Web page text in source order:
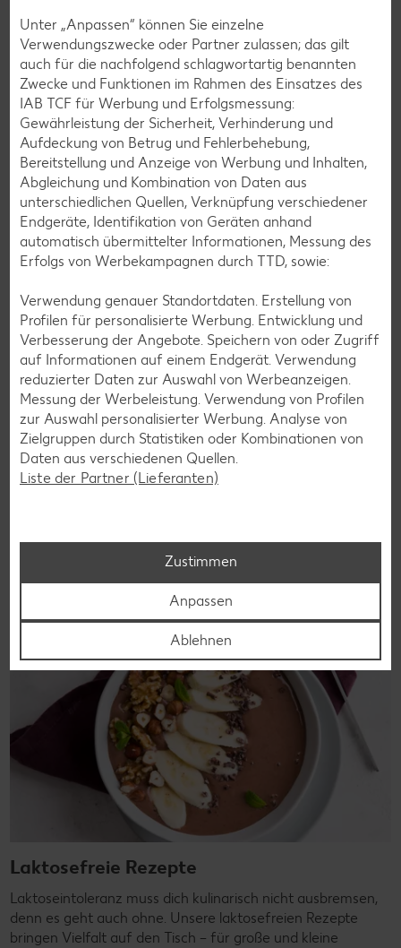
Zurück zu allen Rezepten
Glutenfreie Rezepte
Wer auf Gluten verzichtet, muss nicht automatisch auf
Vielfalt und Geschmack verzichten. Ob süß oder herzhaft –
mit unseren glutenfreien Rezepten zauberst du dir Gerichte,
Laktosefreie Rezepte
Laktoseintoleranz muss dich kulinarisch nicht ausbremsen,
denn es geht auch ohne. Unsere laktosefreien Rezepte
bringen Vielfalt auf den Tisch – für große und kleine
Unter „Anpassen“ können Sie einzelne
Verwendungszwecke oder Partner zulassen; das gilt
auch für die nachfolgend schlagwortartig benannten
Zwecke und Funktionen im Rahmen des Einsatzes des
IAB TCF für Werbung und Erfolgsmessung:
Gewährleistung der Sicherheit, Verhinderung und
Aufdeckung von Betrug und Fehlerbehebung,
Bereitstellung und Anzeige von Werbung und Inhalten,
Abgleichung und Kombination von Daten aus
unterschiedlichen Quellen, Verknüpfung verschiedener
Endgeräte, Identifikation von Geräten anhand
automatisch übermittelter Informationen, Messung des
Erfolgs von Werbekampagnen durch TTD, sowie:
Verwendung genauer Standortdaten. Erstellung von
Profilen für personalisierte Werbung. Entwicklung und
Verbesserung der Angebote. Speichern von oder Zugriff
auf Informationen auf einem Endgerät. Verwendung
reduzierter Daten zur Auswahl von Werbeanzeigen.
Messung der Werbeleistung. Verwendung von Profilen
zur Auswahl personalisierter Werbung. Analyse von
Zielgruppen durch Statistiken oder Kombinationen von
Daten aus verschiedenen Quellen.
Liste der Partner (Lieferanten)
Zustimmen
Anpassen
Ablehnen